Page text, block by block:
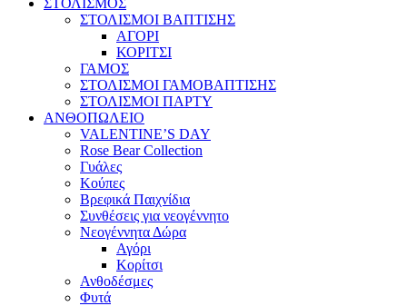
ΣΤΟΛΙΣΜΟΣ
ΣΤΟΛΙΣΜΟΙ ΒΑΠΤΙΣΗΣ
ΑΓΟΡΙ
ΚΟΡΙΤΣΙ
ΓΑΜΟΣ
ΣΤΟΛΙΣΜΟΙ ΓΑΜΟΒΑΠΤΙΣΗΣ
ΣΤΟΛΙΣΜΟΙ ΠΑΡΤΥ
ΑΝΘΟΠΩΛΕΙΟ
VALENTINE’S DAY
Rose Bear Collection
Γυάλες
Κούπες
Βρεφικά Παιχνίδια
Συνθέσεις για νεογέννητο
Νεογέννητα Δώρα
Αγόρι
Κορίτσι
Ανθοδέσμες
Φυτά